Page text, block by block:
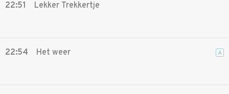
22:51 Lekker Trekkertje
22:54 Het weer A